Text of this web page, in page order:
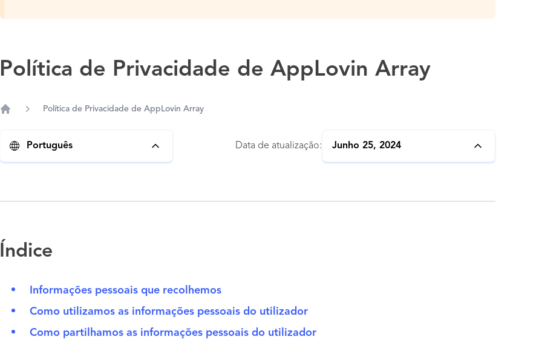
Política de Privacidade de AppLovin Array
Política de Privacidade de AppLovin Array
Português Data de atualização: Junho 25, 2024
Índice
Informações pessoais que recolhemos
Como utilizamos as informações pessoais do utilizador
Como partilhamos as informações pessoais do utilizador